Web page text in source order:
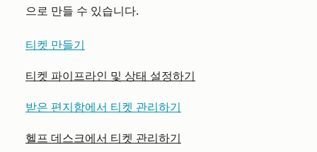
으로 만들 수 있습니다.
티켓 만들기
티켓 파이프라인 및 상태 설정하기
받은 편지함에서 티켓 관리하기
헬프 데스크에서 티켓 관리하기